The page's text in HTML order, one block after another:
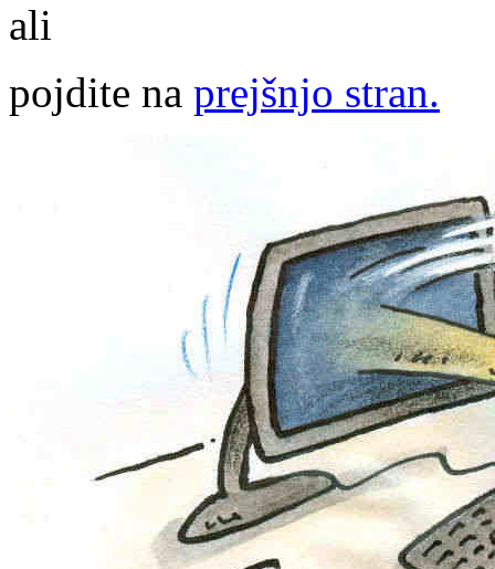
ali
pojdite na prejšnjo stran.